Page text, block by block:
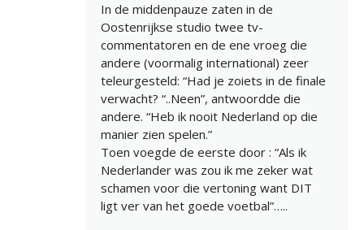
In de middenpauze zaten in de
Oostenrijkse studio twee tv-
commentatoren en de ene vroeg die
andere (voormalig international) zeer
teleurgesteld: “Had je zoiets in de finale
verwacht? “..Neen”, antwoordde die
andere. “Heb ik nooit Nederland op die
manier zien spelen.”
Toen voegde de eerste door : “Als ik
Nederlander was zou ik me zeker wat
schamen voor die vertoning want DIT
ligt ver van het goede voetbal”…..